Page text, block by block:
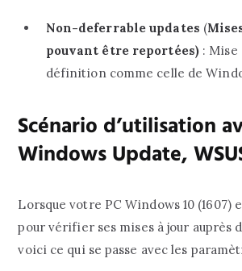
Non-deferrable updates (
pouvant être reportées): Mise
définition comme celle de
Scénario d’utilisation
Windows Update,
Lorsque votre PC Windows 10 (1607)
pour vérifier ses mises à jour auprès
voici ce qui se passe avec les